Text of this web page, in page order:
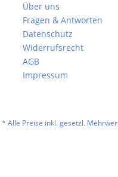
Über uns
Fragen & Antworten
Datenschutz
Widerrufsrecht
AGB
Impressum
* Alle Preise inkl. gesetzl.